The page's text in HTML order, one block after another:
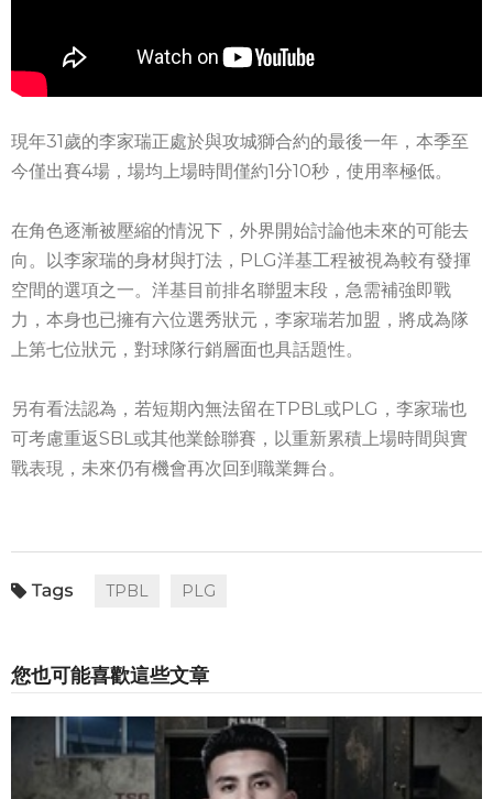
現年31歲的李家瑞正處於與攻城獅合約的最後一年，本季至
今僅出賽4場，場均上場時間僅約1分10秒，使用率極低。
在角色逐漸被壓縮的情況下，外界開始討論他未來的可能去
向。以李家瑞的身材與打法，PLG洋基工程被視為較有發揮
空間的選項之一。洋基目前排名聯盟末段，急需補強即戰
力，本身也已擁有六位選秀狀元，李家瑞若加盟，將成為隊
上第七位狀元，對球隊行銷層面也具話題性。
另有看法認為，若短期內無法留在TPBL或PLG，李家瑞也
可考慮重返SBL或其他業餘聯賽，以重新累積上場時間與實
戰表現，未來仍有機會再次回到職業舞台。
TPBL PLG
您也可能喜歡這些文章